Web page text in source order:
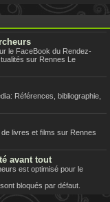
le FaceBook du Rendez-
sur Rennes Le
Références, bibliographie,
livres et films sur Rennes
avant tout
est optimisé pour le
bloqués par défaut.